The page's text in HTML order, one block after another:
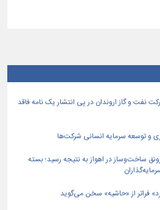
نفت و گاز اروندان در پی انتشار یک نامه فاقد
و توسعه سرمایه انسانی شرکت‌ها
ساخت‌وساز در اهواز به نتیجه رسید؛ بسته
فراتر از «حاشیه» سخن می‌گوید